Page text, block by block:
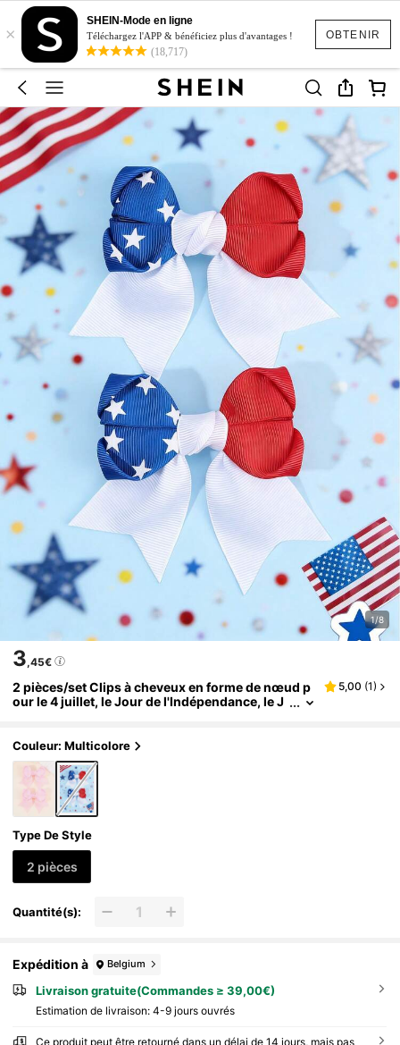
OBTENIR
×
SHEIN-Mode en ligne
Téléchargez l'APP & bénéficiez plus d'avantages !
(18,717)
1/8
3,45€
2 pièces/set Clips à cheveux en forme de nœud p
our le 4 juillet, le Jour de l'Indépendance, le J
leu, convient pour les fêtes nationales, le Jour du
Souvenir, les cadeaux de fête
5,00 (1)
Couleur: Multicolore
Type De Style
2 pièces
Quantité(s):
Expédition à Belgium
Livraison gratuite(Commandes ≥ 39,00€)
Estimation de livraison: 4-9 jours ouvrés
Ce produit peut être retourné dans un délai de 14 jours, mais pas